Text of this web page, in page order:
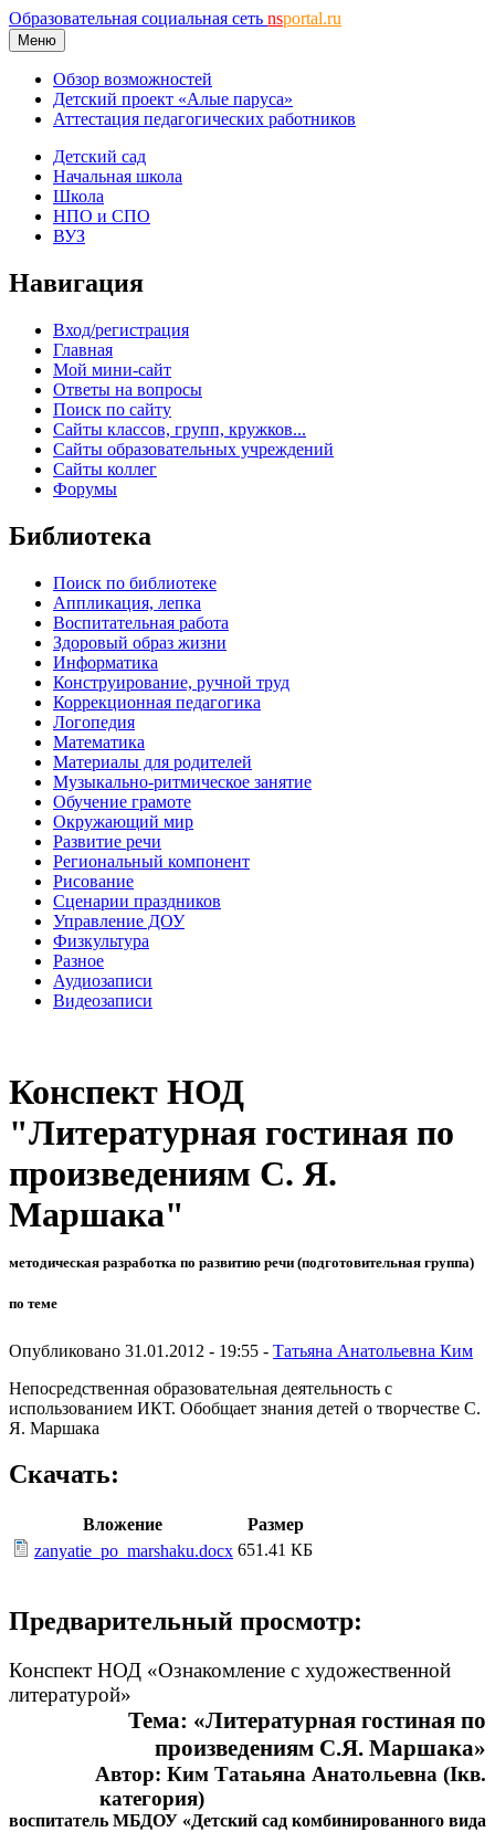
Образовательная социальная сеть nsportal.ru
Меню
Обзор возможностей
Детский проект «Алые паруса»
Аттестация педагогических работников
Детский сад
Начальная школа
Школа
НПО и СПО
ВУЗ
Навигация
Вход/регистрация
Главная
Мой мини-сайт
Ответы на вопросы
Поиск по сайту
Сайты классов, групп, кружков...
Сайты образовательных учреждений
Сайты коллег
Форумы
Библиотека
Поиск по библиотеке
Аппликация, лепка
Воспитательная работа
Здоровый образ жизни
Информатика
Конструирование, ручной труд
Коррекционная педагогика
Логопедия
Математика
Материалы для родителей
Музыкально-ритмическое занятие
Обучение грамоте
Окружающий мир
Развитие речи
Региональный компонент
Рисование
Сценарии праздников
Управление ДОУ
Физкультура
Разное
Аудиозаписи
Видеозаписи
Конспект НОД
"Литературная гостиная по
произведениям С. Я.
Маршака"
методическая разработка по развитию речи (подготовительная группа)
по теме
Опубликовано 31.01.2012 - 19:55 - Татьяна Анатольевна Ким
Непосредственная образовательная деятельность с
использованием ИКТ. Обобщает знания детей о творчестве С.
Я. Маршака
Скачать:
Вложение
Размер
zanyatie_po_marshaku.docx 651.41 КБ
Предварительный просмотр:
Конспект НОД «Ознакомление с художественной
литературой»
Тема: «Литературная гостиная по
произведениям С.Я. Маршака»
Автор: Ким Татаьяна Анатольевна (Iкв.
категория)
воспитатель МБДОУ «Детский сад комбинированного вида